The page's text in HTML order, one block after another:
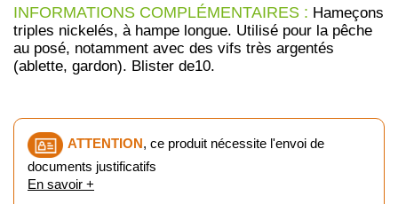
INFORMATIONS COMPLÉMENTAIRES : Hameçons
triples nickelés, à hampe longue. Utilisé pour la pêche
au posé, notamment avec des vifs très argentés
(ablette, gardon). Blister de10.
ATTENTION, ce produit nécessite l'envoi de
documents justificatifs
En savoir +